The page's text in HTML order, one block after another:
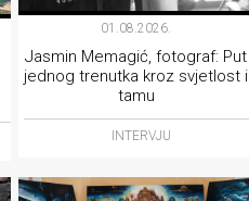
01.08.2026.
Jasmin Memagić, fotograf: Put
jednog trenutka kroz svjetlost i
tamu
INTERVJU